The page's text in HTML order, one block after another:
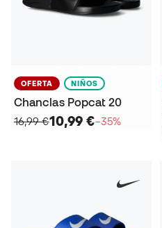
OFERTA NIÑOS
Chanclas Popcat 20
16,99 €10,99 €−35%